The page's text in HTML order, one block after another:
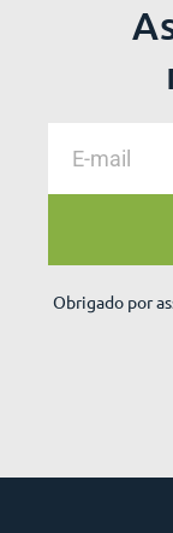
Obrigado por